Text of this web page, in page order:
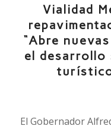
Vialidad
“Abre
el
turístico
El Gobernador